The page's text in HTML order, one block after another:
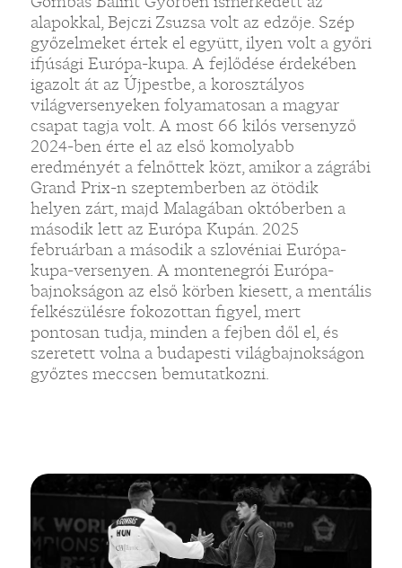
alapokkal, Bejczi Zsuzsa volt az edzője. Szép
győzelmeket értek el együtt, ilyen volt a győri
ifjúsági Európa-kupa. A fejlődése érdekében
igazolt át az Újpestbe, a korosztályos
világversenyeken folyamatosan a magyar
csapat tagja volt. A most 66 kilós versenyző
2024-ben érte el az első komolyabb
eredményét a felnőttek közt, amikor a zágrábi
Grand Prix-n szeptemberben az ötödik
helyen zárt, majd Malagában októberben a
második lett az Európa Kupán. 2025
februárban a második a szlovéniai Európa-
kupa-versenyen. A montenegrói Európa-
bajnokságon az első körben kiesett, a mentális
felkészülésre fokozottan figyel, mert
pontosan tudja, minden a fejben dől el, és
szeretett volna a budapesti világbajnokságon
győztes meccsen bemutatkozni.